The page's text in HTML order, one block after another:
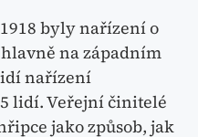
byly nařízení o
na západním
nařízení
lidí. Veřejní činitelé
jako způsob, jak